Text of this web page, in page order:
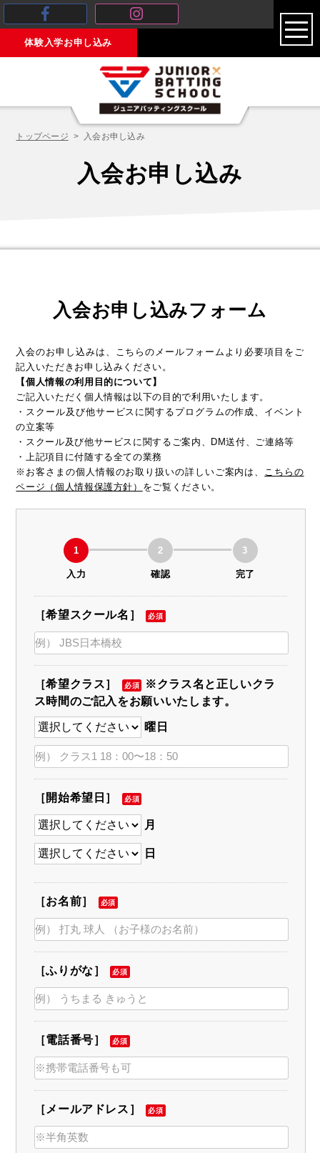
体験入学お申し込み
toggle
トップページ 入会お申し込み
入会お申し込み
入会お申し込みフォーム
入会のお申し込みは、こちらのメールフォームより必要項目をご
記入いただきお申し込みください。
【個人情報の利用目的について】
ご記入いただく個人情報は以下の目的で利用いたします。
・スクール及び他サービスに関するプログラムの作成、イベント
の立案等
・スクール及び他サービスに関するご案内、DM送付、ご連絡等
・上記項目に付随する全ての業務
※お客さまの個人情報のお取り扱いの詳しいご案内は、 こちらの
ページ（個人情報保護方針） をご覧ください。
1
入力
2
確認
3
完了
［希望スクール名］ 必須
［希望クラス］ 必須
※クラス名と正しいクラ
ス時間のご記入をお願いいたします。
曜日
［開始希望日］ 必須
月
日
［お名前］ 必須
［ふりがな］ 必須
［電話番号］ 必須
［メールアドレス］ 必須